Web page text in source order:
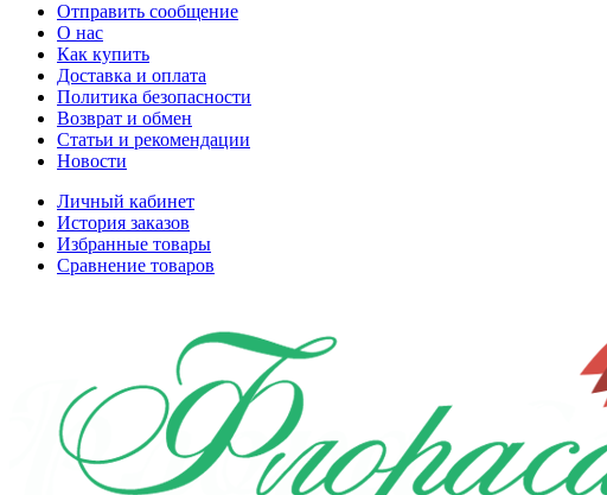
Отправить сообщение
О нас
Как купить
Доставка и оплата
Политика безопасности
Возврат и обмен
Статьи и рекомендации
Новости
Личный кабинет
История заказов
Избранные товары
Сравнение товаров